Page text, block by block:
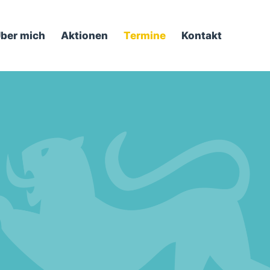
mich Aktionen Termine Kontakt